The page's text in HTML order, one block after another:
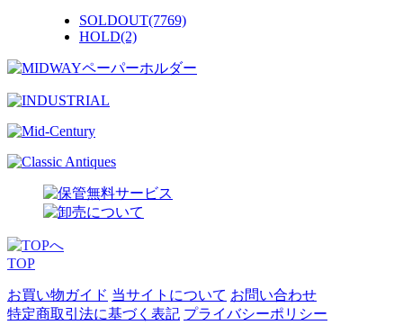
SOLDOUT(7769)
HOLD(2)
TOP
お買い物ガイド 当サイトについて お問い合わせ
特定商取引法に基づく表記 プライバシーポリシー